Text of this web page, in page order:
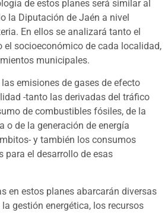
de estos planes será similar al
la Diputación de Jaén a nivel
En ellos se analizará tanto el
el socioeconómico de cada localidad,
municipales.
emisiones de gases de efecto
-tanto las derivadas del tráfico
de combustibles fósiles, de la
o de la generación de energía
y también los consumos
para el desarrollo de esas
en estos planes abarcarán diversas
gestión energética, los recursos